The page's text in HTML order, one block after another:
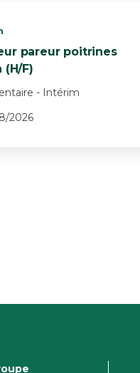
pareur poitrines
(H/F)
- Intérim
2026